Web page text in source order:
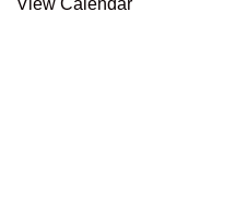
View Calendar